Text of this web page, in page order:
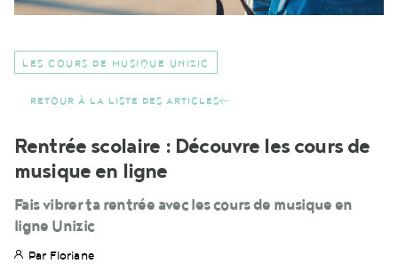
LES COURS DE MUSIQUE UNIZIC
RETOUR À LA LISTE DES ARTICLES
Rentrée scolaire : Découvre les cours de
musique en ligne
Fais vibrer ta rentrée avec les cours de musique en
ligne Unizic
Par Floriane